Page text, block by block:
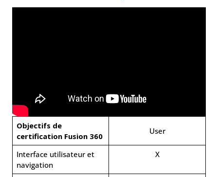
Objectifs de
certification Fusion 360
User
Interface utilisateur et
navigation
X